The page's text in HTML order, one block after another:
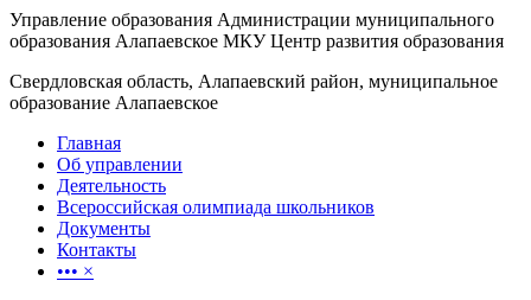
Управление образования Администрации муниципального
образования Алапаевское МКУ Центр развития образования
Свердловская область, Алапаевский район, муниципальное
образование Алапаевское
Главная
Об управлении
Деятельность
Всероссийская олимпиада школьников
Документы
Контакты
••• ×